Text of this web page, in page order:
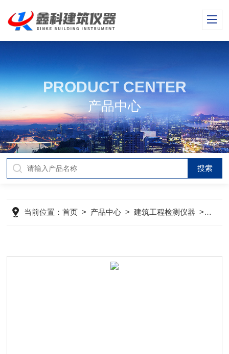
PRODUCT CENTER
产品中心
当前位置：首页 > 产品中心 >建筑工程检测仪器 > 建材